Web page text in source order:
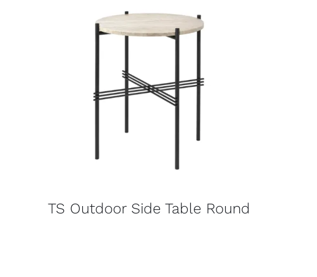
TS Outdoor Side Table Round